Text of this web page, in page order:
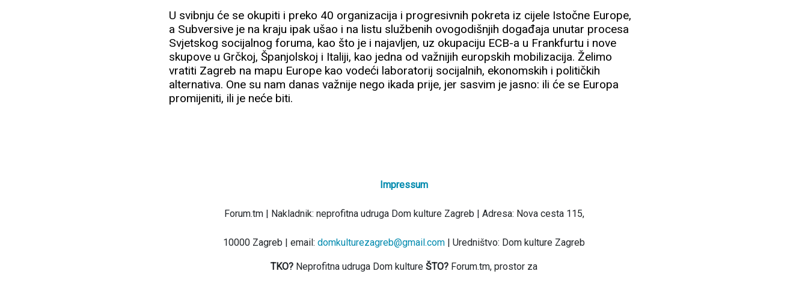
U svibnju će se okupiti i preko 40 organizacija i progresivnih pokreta iz cijele Istočne Europe,
a Subversive je na kraju ipak ušao i na listu službenih ovogodišnjih događaja unutar procesa
Svjetskog socijalnog foruma, kao što je i najavljen, uz okupaciju ECB-a u Frankfurtu i nove
skupove u Grčkoj, Španjolskoj i Italiji, kao jedna od važnijih europskih mobilizacija. Želimo
vratiti Zagreb na mapu Europe kao vodeći laboratorij socijalnih, ekonomskih i političkih
alternativa. One su nam danas važnije nego ikada prije, jer sasvim je jasno: ili će se Europa
promijeniti, ili je neće biti.
Impressum
Forum.tm | Nakladnik: neprofitna udruga Dom kulture Zagreb | Adresa: Nova cesta 115,
10000 Zagreb | email: domkulturezagreb@gmail.com | Uredništvo: Dom kulture Zagreb
TKO? Neprofitna udruga Dom kulture ŠTO? Forum.tm, prostor za